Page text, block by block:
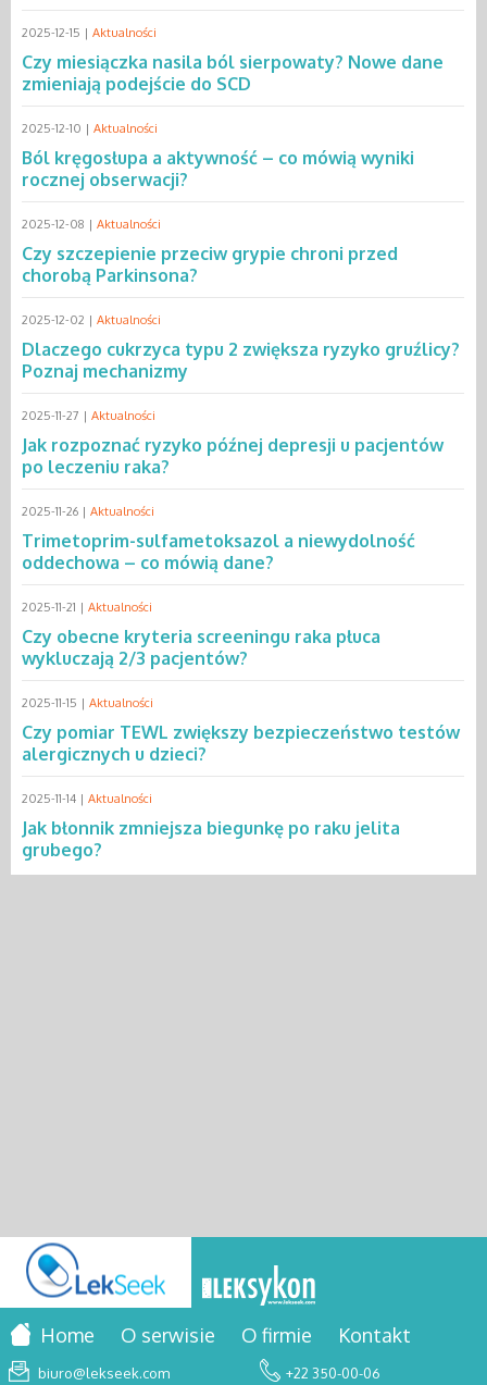
2025-12-15 | Aktualności
Czy miesiączka nasila ból sierpowaty? Nowe dane
zmieniają podejście do SCD
2025-12-10 | Aktualności
Ból kręgosłupa a aktywność – co mówią wyniki
rocznej obserwacji?
2025-12-08 | Aktualności
Czy szczepienie przeciw grypie chroni przed
chorobą Parkinsona?
2025-12-02 | Aktualności
Dlaczego cukrzyca typu 2 zwiększa ryzyko gruźlicy?
Poznaj mechanizmy
2025-11-27 | Aktualności
Jak rozpoznać ryzyko późnej depresji u pacjentów
po leczeniu raka?
2025-11-26 | Aktualności
Trimetoprim-sulfametoksazol a niewydolność
oddechowa – co mówią dane?
2025-11-21 | Aktualności
Czy obecne kryteria screeningu raka płuca
wykluczają 2/3 pacjentów?
2025-11-15 | Aktualności
Czy pomiar TEWL zwiększy bezpieczeństwo testów
alergicznych u dzieci?
2025-11-14 | Aktualności
Jak błonnik zmniejsza biegunkę po raku jelita
grubego?
Home O serwisie O firmie Kontakt
biuro@lekseek.com +22 350-00-06